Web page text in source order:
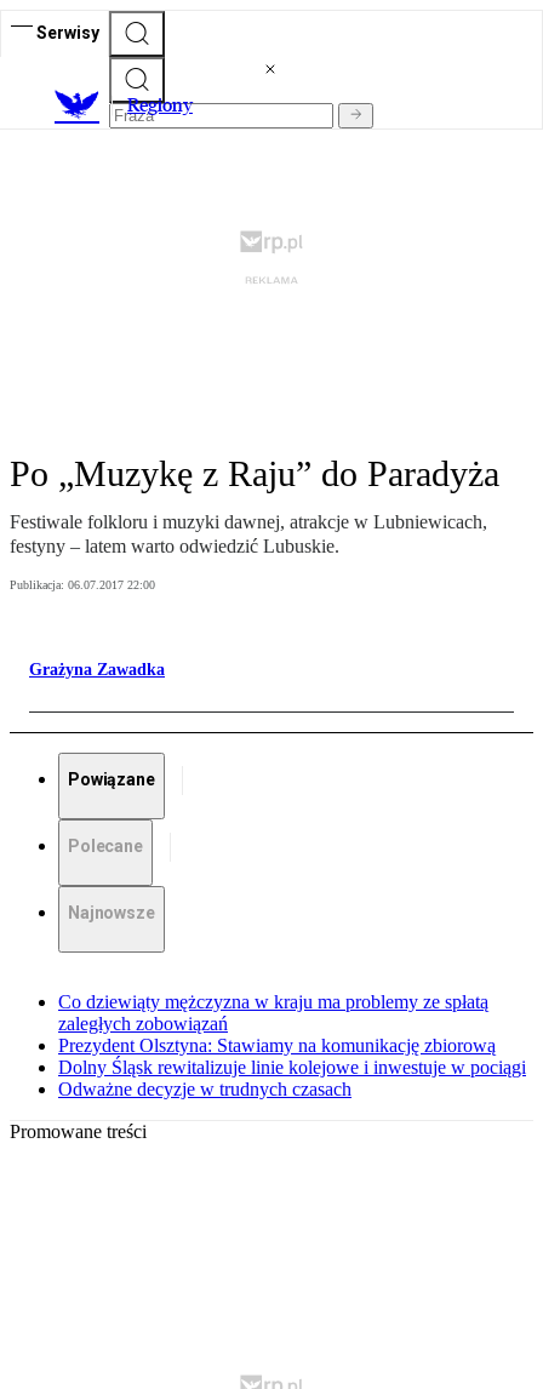
Serwisy
Regiony
Po „Muzykę z Raju” do Paradyża
Festiwale folkloru i muzyki dawnej, atrakcje w Lubniewicach,
festyny – latem warto odwiedzić Lubuskie.
Publikacja: 06.07.2017 22:00
Grażyna Zawadka
Powiązane
Polecane
Najnowsze
Co dziewiąty mężczyzna w kraju ma problemy ze spłatą
zaległych zobowiązań
Prezydent Olsztyna: Stawiamy na komunikację zbiorową
Dolny Śląsk rewitalizuje linie kolejowe i inwestuje w pociągi
Odważne decyzje w trudnych czasach
Promowane treści